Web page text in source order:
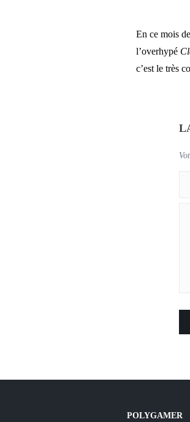
En ce mois
l’overhypé
c’est le très
POLYGAMER